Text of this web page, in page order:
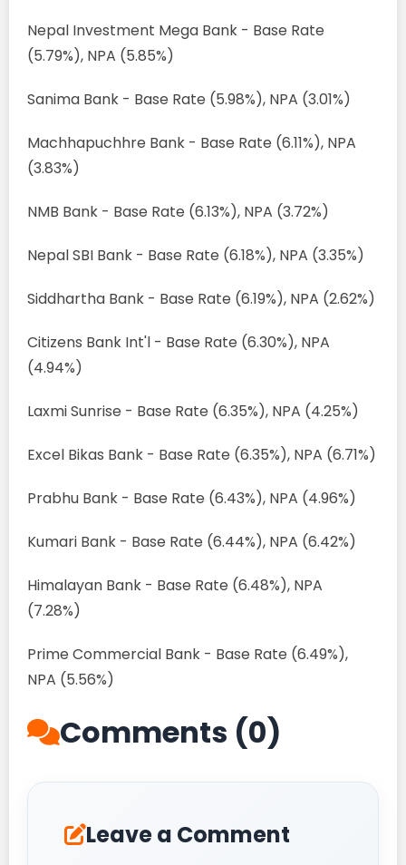
Nepal Investment Mega Bank - Base Rate
(5.79%), NPA (5.85%)
Sanima Bank - Base Rate (5.98%), NPA (3.01%)
Machhapuchhre Bank - Base Rate (6.11%), NPA
(3.83%)
NMB Bank - Base Rate (6.13%), NPA (3.72%)
Nepal SBI Bank - Base Rate (6.18%), NPA (3.35%)
Siddhartha Bank - Base Rate (6.19%), NPA (2.62%)
Citizens Bank Int'l - Base Rate (6.30%), NPA
(4.94%)
Laxmi Sunrise - Base Rate (6.35%), NPA (4.25%)
Excel Bikas Bank - Base Rate (6.35%), NPA (6.71%)
Prabhu Bank - Base Rate (6.43%), NPA (4.96%)
Kumari Bank - Base Rate (6.44%), NPA (6.42%)
Himalayan Bank - Base Rate (6.48%), NPA
(7.28%)
Prime Commercial Bank - Base Rate (6.49%),
NPA (5.56%)
Comments (0)
Leave a Comment